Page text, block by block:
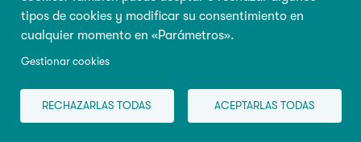
tipos de cookies y modificar su consentimiento en
cualquier momento en «Parámetros».
Gestionar cookies
RECHAZARLAS TODAS ACEPTARLAS TODAS
info@centreabilio.ca
Síganos